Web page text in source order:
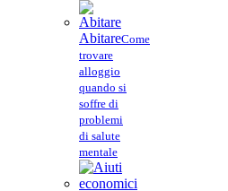
AbitareCome
trovare
alloggio
quando si
soffre di
problemi
di salute
mentale